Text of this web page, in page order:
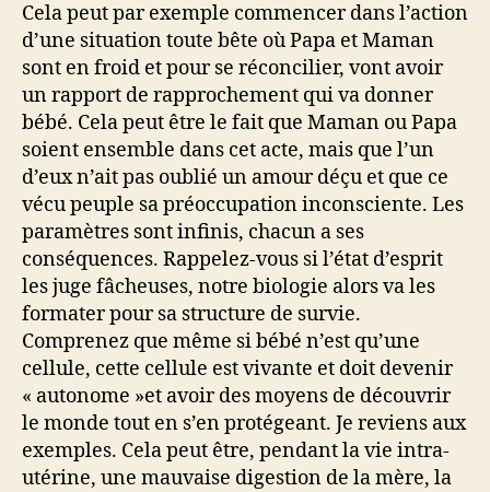
Cela peut par exemple commencer dans l’action
d’une situation toute bête où Papa et Maman
sont en froid et pour se réconcilier, vont avoir
un rapport de rapprochement qui va donner
bébé. Cela peut être le fait que Maman ou Papa
soient ensemble dans cet acte, mais que l’un
d’eux n’ait pas oublié un amour déçu et que ce
vécu peuple sa préoccupation inconsciente. Les
paramètres sont infinis, chacun a ses
conséquences. Rappelez-vous si l’état d’esprit
les juge fâcheuses, notre biologie alors va les
formater pour sa structure de survie.
Comprenez que même si bébé n’est qu’une
cellule, cette cellule est vivante et doit devenir
« autonome »et avoir des moyens de découvrir
le monde tout en s’en protégeant. Je reviens aux
exemples. Cela peut être, pendant la vie intra-
utérine, une mauvaise digestion de la mère, la